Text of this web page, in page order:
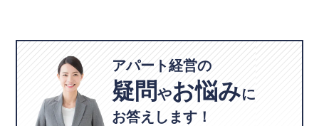
アパート経営の
疑問やお悩みに
お答えします！